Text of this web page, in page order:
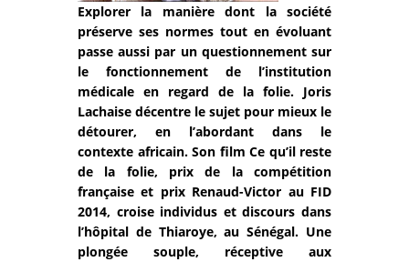
Explorer la manière dont la société
préserve ses normes tout en évoluant
passe aussi par un questionnement sur
le fonctionnement de l’institution
médicale en regard de la folie. Joris
Lachaise décentre le sujet pour mieux le
détourer, en l’abordant dans le
contexte africain. Son film Ce qu’il reste
de la folie, prix de la compétition
française et prix Renaud-Victor au FID
2014, croise individus et discours dans
l’hôpital de Thiaroye, au Sénégal. Une
plongée souple, réceptive aux